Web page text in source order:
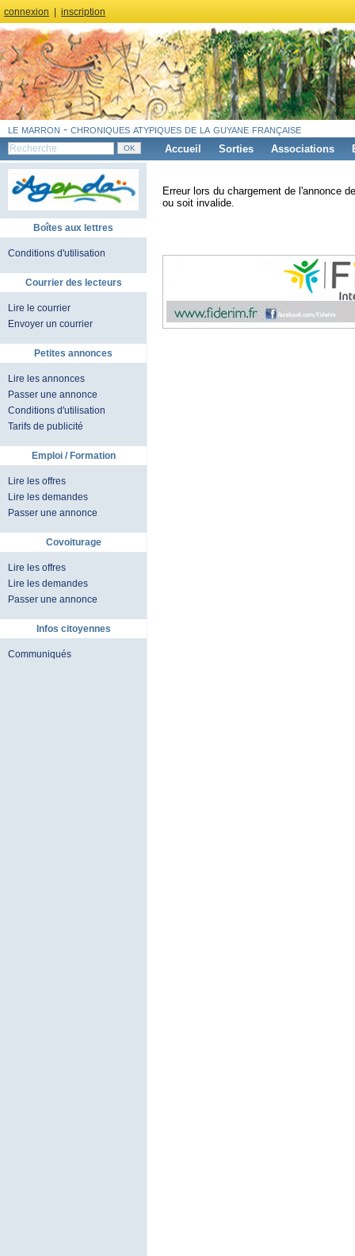
connexion inscription
le marron - chroniques atypiques de la guyane française
Accueil Sorties Associations
Boîtes aux lettres
Conditions d'utilisation
Courrier des lecteurs
Lire le courrier
Envoyer un courrier
Petites annonces
Lire les annonces
Passer une annonce
Conditions d'utilisation
Tarifs de publicité
Emploi / Formation
Lire les offres
Lire les demandes
Passer une annonce
Covoiturage
Lire les offres
Lire les demandes
Passer une annonce
Infos citoyennes
Communiqués
Erreur lors du chargement de l'annonce
ou soit invalide.